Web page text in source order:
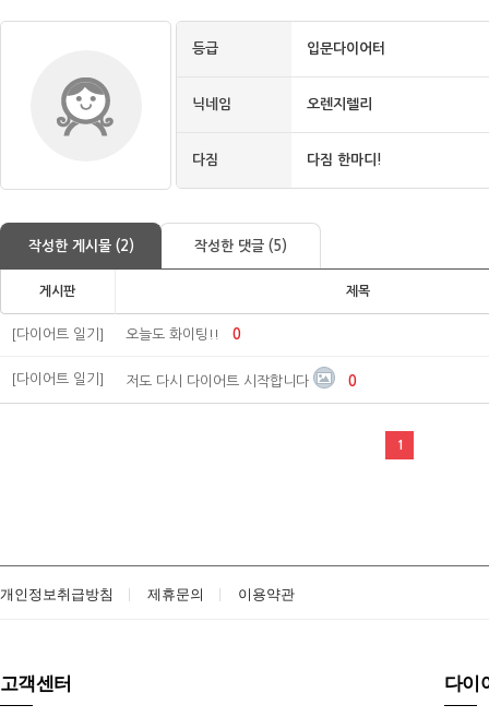
등급 입문다이어터
닉네임 오렌지렐리
다짐 다짐 한마디!
작성한 게시물 (2) 작성한 댓글 (5)
게시판 제목
[다이어트 일기] 오늘도 화이팅!! 0
[다이어트 일기] 저도 다시 다이어트 시작합니다 0
1
개인정보취급방침 제휴문의 이용약관
고객센터 다이